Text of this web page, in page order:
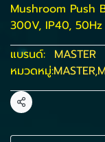
Mushroom Push
300V, IP40, 50Hz
แบรนด์: MASTER
หมวดหมู่:MASTER,
แชร์